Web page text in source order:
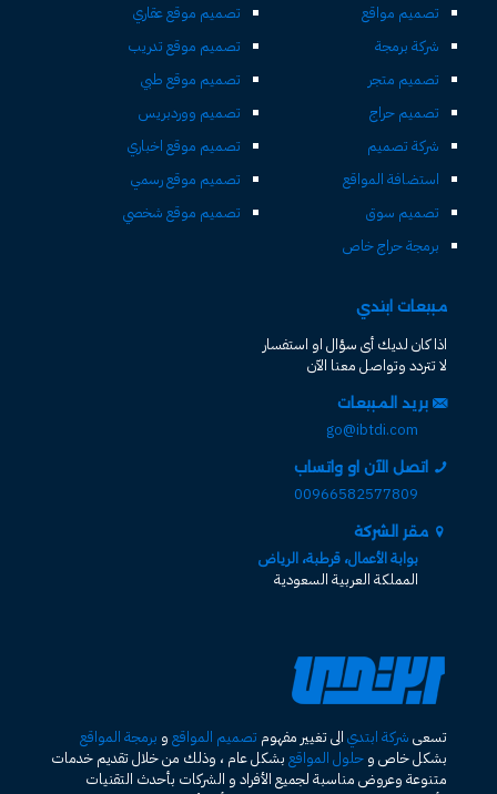
تصميم مواقع
شركة برمجة
تصميم متجر
تصميم حراج
شركة تصميم
استضافة المواقع
تصميم سوق
برمجة حراج خاص
تصميم موقع عقاري
تصميم موقع تدريب
تصميم موقع طبي
تصميم ووردبريس
تصميم موقع اخباري
تصميم موقع رسمي
تصميم موقع شخصي
مبيعات ابتدي
اذا كان لديك أى سؤال او استفسار
لا تتردد وتواصل معنا الآن
بريد المبيعات
go@ibtdi.com
اتصل الآن او واتساب
00966582577809
مقر الشركة
بوابة الأعمال، قرطبة، الرياض
المملكة العربية السعودية
تسعى شركة ابتدي الى تغيير مفهوم تصميم المواقع و برمجة المواقع
بشكل خاص و حلول المواقع بشكل عام ، وذلك من خلال تقديم خدمات
متنوعة وعروض مناسبة لجميع الأفراد و الشركات بأحدث التقنيات